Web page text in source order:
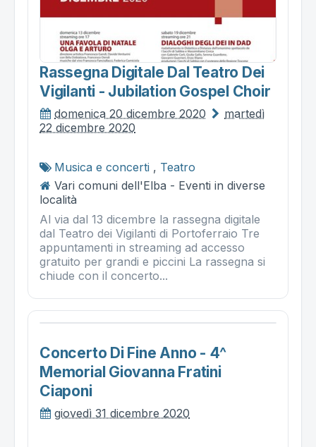
Rassegna Digitale Dal Teatro Dei
Vigilanti - Jubilation Gospel Choir
domenica 20 dicembre 2020
martedì
22 dicembre 2020
Musica e concerti , Teatro
Vari comuni dell'Elba - Eventi in diverse
località
Al via dal 13 dicembre la rassegna digitale
dal Teatro dei Vigilanti di Portoferraio Tre
appuntamenti in streaming ad accesso
gratuito per grandi e piccini La rassegna si
chiude con il concerto...
Concerto Di Fine Anno - 4^
Memorial Giovanna Fratini
Ciaponi
giovedì 31 dicembre 2020